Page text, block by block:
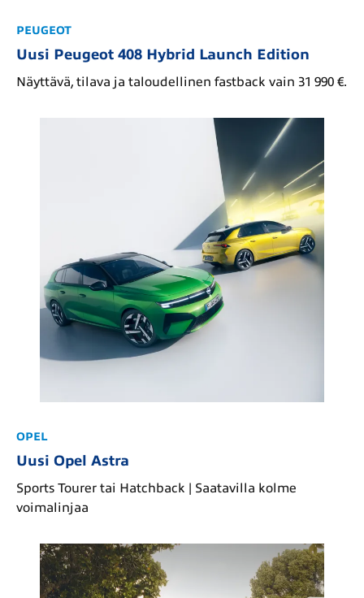
PEUGEOT
Uusi Peugeot 408 Hybrid Launch Edition
Näyttävä, tilava ja taloudellinen fastback vain 31 990 €.
OPEL
Uusi Opel Astra
Sports Tourer tai Hatchback | Saatavilla kolme
voimalinjaa